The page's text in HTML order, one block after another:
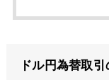
ドル円為替取